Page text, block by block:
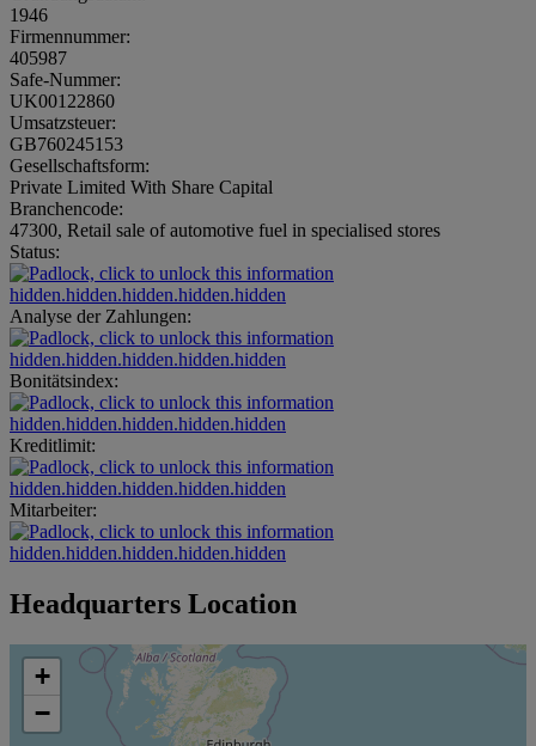
1946
Firmennummer:
405987
Safe-Nummer:
UK00122860
Umsatzsteuer:
GB760245153
Gesellschaftsform:
Private Limited With Share Capital
Branchencode:
47300, Retail sale of automotive fuel in specialised stores
Status:
hidden.hidden.hidden.hidden.hidden
Analyse der Zahlungen:
hidden.hidden.hidden.hidden.hidden
Bonitätsindex:
hidden.hidden.hidden.hidden.hidden
Kreditlimit:
hidden.hidden.hidden.hidden.hidden
Mitarbeiter:
hidden.hidden.hidden.hidden.hidden
Headquarters Location
+
−